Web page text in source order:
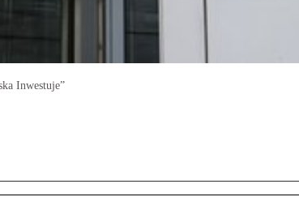
Inwestuje”